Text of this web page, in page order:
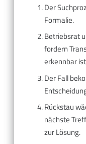
Der
Formalie.
Betriebsrat
fordern
erkennbar
Der Fall
Rückstau
nächste
zur Lösung.